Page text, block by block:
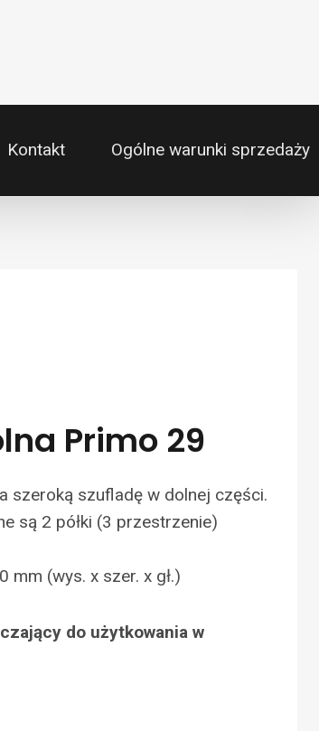
Kontakt Ogólne warunki sprzedaży
Primo 29
szeroką szufladę w dolnej części.
są 2 półki (3 przestrzenie)
(wys. x szer. x gł.)
do użytkowania w